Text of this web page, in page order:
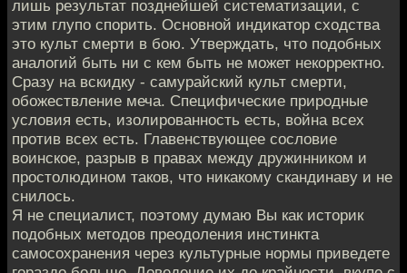
лишь результат позднейшей систематизации, с
этим глупо спорить. Основной индикатор сходства
это культ смерти в бою. Утверждать, что подобных
аналогий быть ни с кем быть не может некорректно.
Сразу на вскидку - самурайский культ смерти,
обожествление меча. Специфические природные
условия есть, изолированность есть, война всех
против всех есть. Главенствующее сословие
воинское, разрыв в правах между дружинником и
простолюдином таков, что никакому скандинаву и не
снилось.
Я не специалист, поэтому думаю Вы как историк
подобных методов преодоления инстинкта
самосохранения через культурные нормы приведете